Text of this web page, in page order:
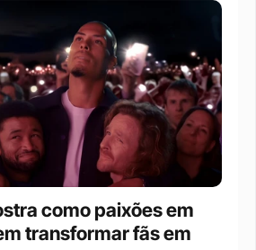
como paixões em
transformar fãs em